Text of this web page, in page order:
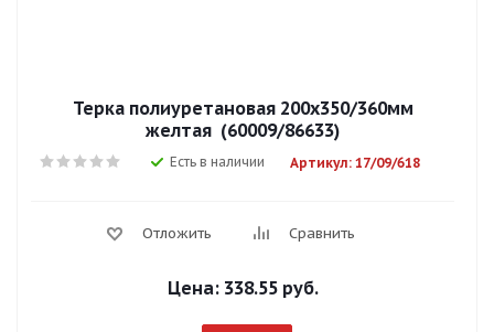
Терка полиуретановая 200х350/360мм
желтая (60009/86633)
Есть в наличии Артикул: 17/09/618
Отложить Сравнить
Цена: 338.55 руб.